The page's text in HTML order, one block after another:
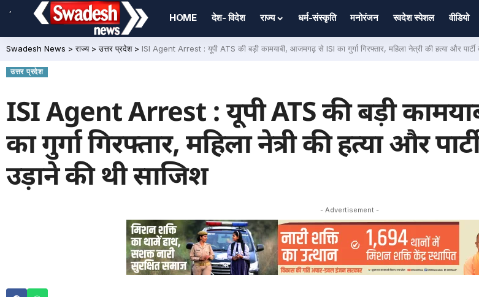
,
HOME देश- विदेश राज्य धर्म-संस्कृति मनोरंजन स्वदेश स्पेशल वीडियो
Swadesh News >राज्य>उत्तर प्रदेश> ISI Agent Arrest : यूपी ATS की बड़ी कामयाबी, आजमगढ़ से ISI का गुर्गा गिरफ्तार, महिला नेत्री की हत्या और
उत्तर प्रदेश
ISI Agent Arrest : यूपी ATS की बड़ी
का गुर्गा गिरफ्तार, महिला नेत्री की हत्या और
उड़ाने की थी साजिश
- Advertisement -